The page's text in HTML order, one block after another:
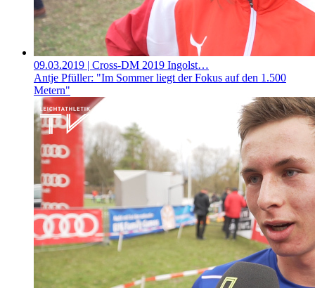
09.03.2019 | Cross-DM 2019 Ingolst…
Antje Pfüller: "Im Sommer liegt der Fokus auf den 1.500
Metern"